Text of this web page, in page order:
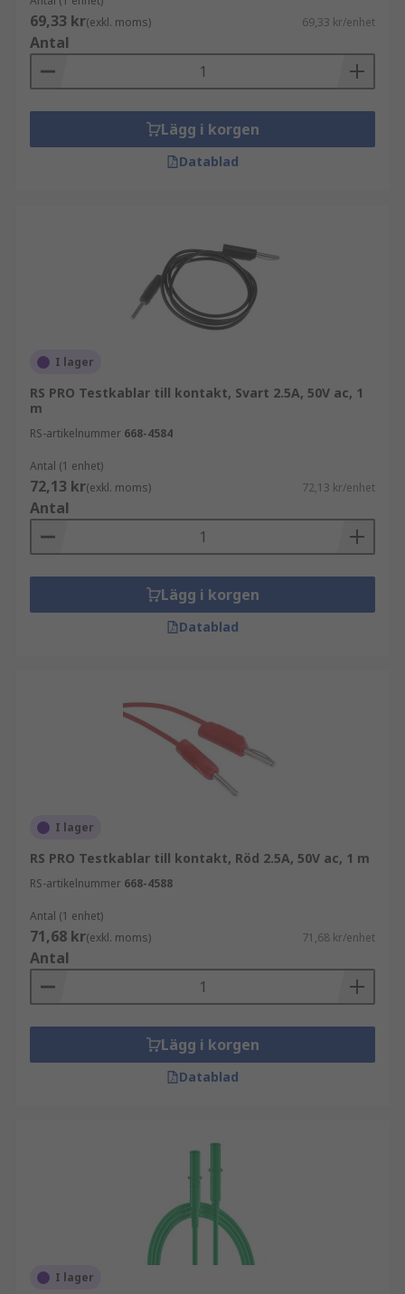
69,33 kr(exkl. moms) 69,33 kr/enhet
Antal
Lägg i korgen
Datablad
I lager
RS PRO Testkablar till kontakt, Svart 2.5A, 50V ac, 1
m
RS-artikelnummer 668-4584
Antal (1 enhet)
72,13 kr(exkl. moms) 72,13 kr/enhet
Antal
Lägg i korgen
Datablad
I lager
RS PRO Testkablar till kontakt, Röd 2.5A, 50V ac, 1 m
RS-artikelnummer 668-4588
Antal (1 enhet)
71,68 kr(exkl. moms) 71,68 kr/enhet
Antal
Lägg i korgen
Datablad
I lager